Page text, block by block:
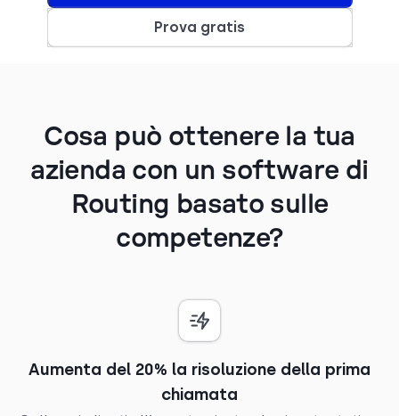
Prova gratis
Cosa può ottenere la tua
azienda con un software di
Routing basato sulle
competenze?
Aumenta del 20% la risoluzione della prima
chiamata